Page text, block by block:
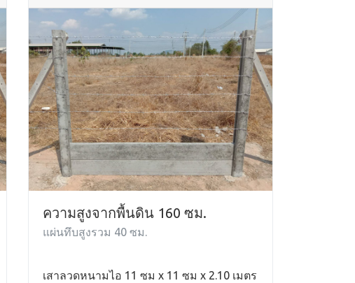
ความสูงจากพื้นดิน 160 ซม.
แผ่นทึบสูงรวม 40 ซม.
เสาลวดหนามไอ 11 ซม x 11 ซม x 2.10 เมตร